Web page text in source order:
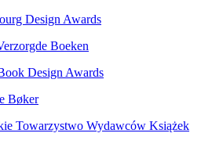
Design Awards
Boeken
Design Awards
Bøker
Towarzystwo Wydawców Książek